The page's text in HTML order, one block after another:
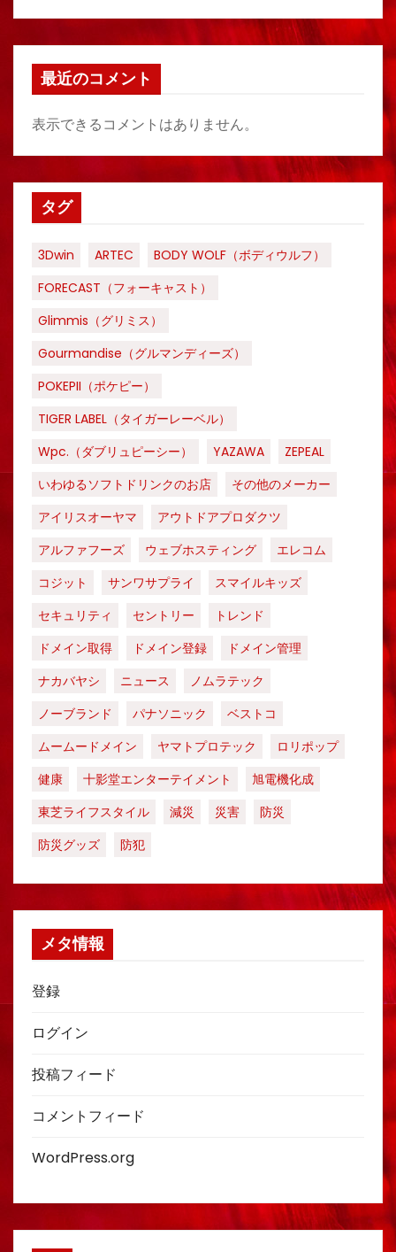
最近のコメント
表示できるコメントはありません。
タグ
3Dwin ARTEC
BODY WOLF（ボディウルフ）
FORECAST（フォーキャスト）
Glimmis（グリミス）
Gourmandise（グルマンディーズ）
POKEPII（ポケピー）
TIGER LABEL（タイガーレーベル）
Wpc.（ダブリュピーシー）
YAZAWA
ZEPEAL
いわゆるソフトドリンクのお店
その他のメーカー
アイリスオーヤマ
アウトドアプロダクツ
アルファフーズ
ウェブホスティング
エレコム
コジット
サンワサプライ
スマイルキッズ
セキュリティ
セントリー
トレンド
ドメイン取得
ドメイン登録
ドメイン管理
ナカバヤシ
ニュース
ノムラテック
ノーブランド
パナソニック
ベストコ
ムームードメイン
ヤマトプロテック
ロリポップ
健康
十影堂エンターテイメント
旭電機化成
東芝ライフスタイル
減災 災害
防災
防災グッズ
防犯
メタ情報
登録
ログイン
投稿フィード
コメントフィード
WordPress.org